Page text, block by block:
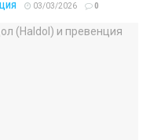
03/03/2026 0